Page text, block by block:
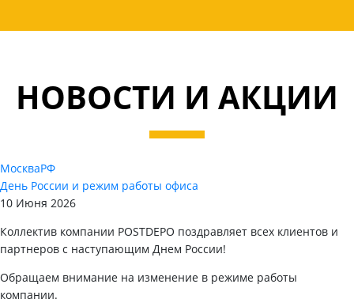
НОВОСТИ И АКЦИИ
МоскваРФ
День России и режим работы офиса
10 Июня 2026
Коллектив компании POSTDEPO поздравляет всех клиентов и
партнеров с наступающим Днем России!
Обращаем внимание на изменение в режиме работы
компании.